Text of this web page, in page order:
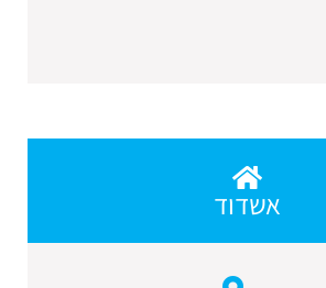
אשדוד